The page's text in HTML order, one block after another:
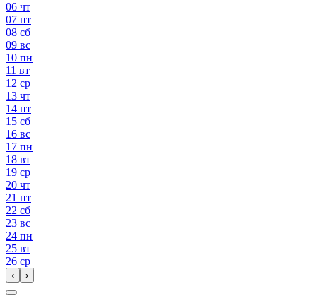
06 чт
07 пт
08 сб
09 вс
10 пн
11 вт
12 ср
13 чт
14 пт
15 сб
16 вс
17 пн
18 вт
19 ср
20 чт
21 пт
22 сб
23 вс
24 пн
25 вт
26 ср
‹ ›